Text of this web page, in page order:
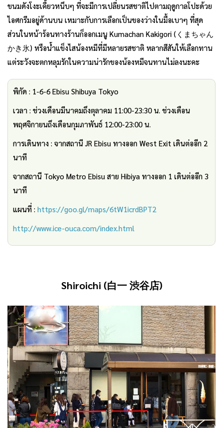
ขนมดังโงะเคี้ยวหนึบๆ ที่จะมีการเปลี่ยนรสชาติไปตามฤดูกาลโปะด้วย
ไอศกรีมอยู่ด้านบน เหมาะกับการเลือกเป็นของว่างในมื้อเบาๆ ที่สุด
ส่วนในหน้าร้อนทางร้านก็ออกเมนู Kumachan Kakigori (くまちゃん
かき氷) หรือน้ำแข็งไสน้องหมีที่มีหลายรสชาติ หลากสีสันให้เลือกทาน
แต่ระวังจะตกหลุมรักในความน่ารักของน้องหมีจนทานไม่ลงนะคะ
พิกัด : 1-6-6 Ebisu Shibuya Tokyo
เวลา : ช่วงเดือนมีนาคมถึงตุลาคม 11:00-23:30 น. ช่วงเดือน
พฤศจิกายนถึงเดือนกุมภาพันธ์ 12:00-23:00 น.
การเดินทาง : จากสถานี JR Ebisu ทางออก West Exit เดินต่ออีก 2
นาที
จากสถานี Tokyo Metro Ebisu สาย Hibiya ทางออก 1 เดินต่ออีก 3
นาที
แผนที่ : https://goo.gl/maps/6tW1icrdBPT2
http://www.ice-ouca.com/index.html
Shiroichi (白一 渋谷店)